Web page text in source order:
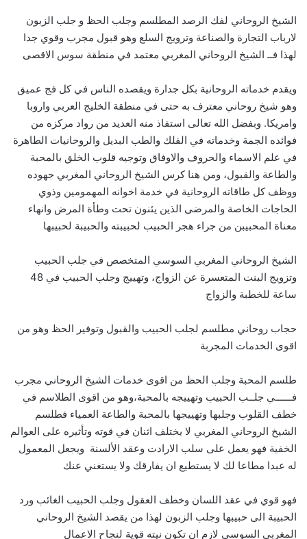
الشيخ الروحاني لفك الرصد المطلسم وجلب الحظ و جلب الزبون
لارباب التجارة والصناعة وترويج السلع وهو قبول مجرب وقوي جدا
لهذا فــ الشيخ الروحاني المغربي معتمد في منطقة سوس الاقصى
ويقدم خدماته الروحانية بكل جدارة ويقصده الناس في كل فج عميق
وهو شيخ روحاني معترف به حتى في منطقة الخليج العربي واروبا
وامريكا. وبفضل الله تعالى استفاذ منه العديد من رواد مركزه من
فوائده الجمة وخدماته في الفلك والطب البديل والروحانيات الطاهرة
في علم الاسماء والحروف والاوفاق وتوجيه قلوب الخلق بالمحبة
والطاعة والقبول، ومن هنا كرس الشيخ الروحاني المغربي جهوده
ووظف كل طاقاته الروحانية في خدمة اخوانه المهمومين وذوي
الحاجات الخاصة والمرضى الذين يئنون تحت وطأة المرض وانهاء
معناة المحبيبن من جراء هجر الحبيب لحبيبته والحبيبة لحبيبها
الشيخ الروحاني المغربي السوسي المتخصص في جلب الحبيب
وتزويج البنت المتعسرة عن الزواج، وتهييج وجلب الحبيب في 48
ساعة للخطبة والزواج
حجاب روحاني مطلسم لجلب الحبيب والقبول وتوفير الحظ وهو من
اقوى الخدمات المجربة
طلسم المحبة وجلب الحظ من اقوى خدمات الشيخ الروحاني مجرب
فــــــي جلــب الحبيب وتهييجه بالمحبة،وهو من اقوى الطلاسم في
خطف القلوب وجلبها وتهييجها بالمحبة والطاعة العمياء فطلسم
الشيخ الروحاني المغربي لا يختلف اثنان في قوته وتأثيره على العوالم
الخفية فهو يعمل على سلب الارادت وعقد الألسنة ويجعل المعمول
له عبدا مطاعا لك لا يستطيع ان يفارقك ولا يستغني عنك
فهو قوي في عقد اللسان وخطف العقول وجلب الحبيب الغائب ورد
الحبيبة الى حبيبها وجلب الزبون لهذا من يقصد الشيخ الروحاني
المغربي السوسي لازم ان تكون نيته قوية لنجاح الاعمال